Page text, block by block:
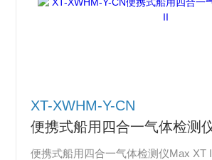
XT-XWHM-Y-CN
便携式船用四合一气体检测
便携式船用四合一气体检测仪Max XT